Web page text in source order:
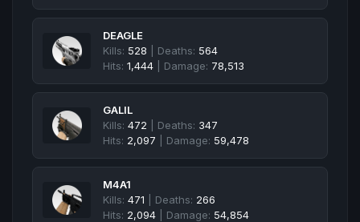
DEAGLE
Kills: 528 | Deaths: 564
Hits: 1,444 | Damage: 78,513
GALIL
Kills: 472 | Deaths: 347
Hits: 2,097 | Damage: 59,478
M4A1
Kills: 471 | Deaths: 266
Hits: 2,094 | Damage: 54,854